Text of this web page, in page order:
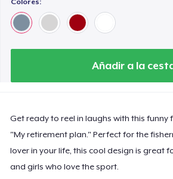
Colores:
Añadir a la
Get ready to reel in laughs with this funny
"My retirement plan." Perfect for the
lover in your life, this cool design is great
and girls who love the sport.